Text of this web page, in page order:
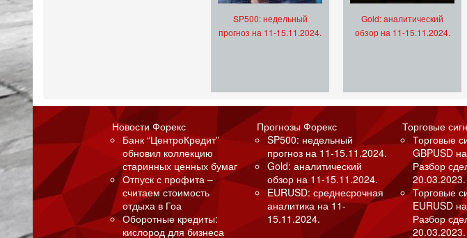
SP500: недельный
прогноз на 11-15.11.2024.
Gold: аналитический
обзор на 11-15.11.2024.
Новости Форекс
Банк “ЦентроКредит”
обновил коллекцию
старинных ценных бумаг
Отпуск с профита –
считаем стоимость
отдыха в Гоа
Оборотные кредиты:
кислород для бизнеса
Прогнозы Форекс
SP500: недельный
прогноз на 11-15.11.2024.
Gold: аналитический
обзор на 11-15.11.2024.
EURUSD: среднесрочная
аналитика на 11-
15.11.2024.
Торговые
Торговые
GBPUSD
Разбор
20.03.2023.
Торговые
EURUSD
Разбор
20.03.2023.